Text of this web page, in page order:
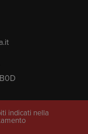
indicati nella